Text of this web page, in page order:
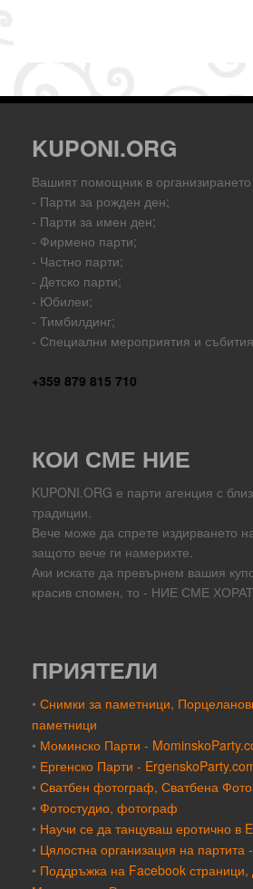
KUPONI.ORG
Вашият помощник в
- Парти за рожден ден;
- Парти за имен ден;
- Фирмено парти;
- Частно парти;
- Детско парти;
- Юбилеи;
- Тимбилдинг;
- Специални мероприятия и
+359 879 815 710
КОИ СМЕ НИЕ
KUPONI.ORG е парти агенция с
традиции.
Вече може да спрете издирването
защото вече ги намерихте.
Аки искате да превърнем вашия
красив спомен, то - НИЕ СМЕ
ПРИЯТЕЛИ
• Снимки за паметници,
паметници
• Моминско Парти -
• Ергенско Парти -
• Сватбен фотограф, Сватбена
• Фотостудио, фотограф
• Научи се да танцуваш еротично в
• Цялостна организация на партита
• Поддръжка на Facebook страници,